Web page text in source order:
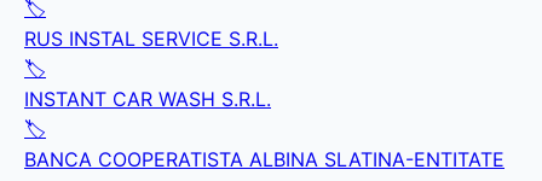
🏷️
RUS INSTAL SERVICE S.R.L.
🏷️
INSTANT CAR WASH S.R.L.
🏷️
BANCA COOPERATISTA ALBINA SLATINA-ENTITATE